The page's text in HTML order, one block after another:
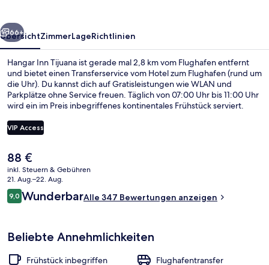
Weiter
66+
ÜbersichtZimmerLageRichtlinien
Hangar Inn Tijuana ist gerade mal 2,8 km vom Flughafen entfernt
und bietet einen Transferservice vom Hotel zum Flughafen (rund um
die Uhr). Du kannst dich auf Gratisleistungen wie WLAN und
Parkplätze ohne Service freuen. Täglich von 07:00 Uhr bis 11:00 Uhr
wird ein im Preis inbegriffenes kontinentales Frühstück serviert.
Ysidro Border Crossing und Kulturzentrum Tijuana.
VIP Access
Der
aktuelle
Preis
beträgt
88 €.
88 €
inkl. Steuern & Gebühren
21. Aug.–22. Aug.
Bewertungen
9,09,0 von 10.
WunderbarAlle 347 Bewertungen anzeigen
Beliebte Annehmlichkeiten
Frühstück inbegriffen
Flughafentransfer